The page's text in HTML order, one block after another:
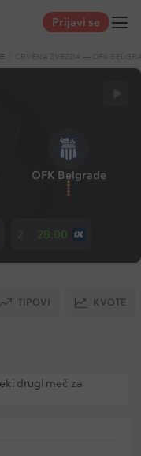
Prijavi se
CRVENA ZVEZDA — OFK
OFK Belgrade
28.00
TIPOVI KVOTE
drugi meč za